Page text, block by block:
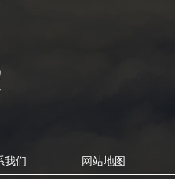
我们 网站地图